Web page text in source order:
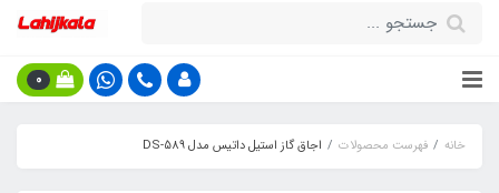
0
خانه فهرست محصولات اجاق گاز استیل داتیس مدل DS-589